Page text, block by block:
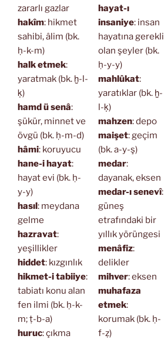
zararlı gazlar
hakîm: hikmet
sahibi, âlim (bk.
ḥ-k-m)
halk etmek:
yaratmak (bk. ḫ-l-
ḳ)
hamd ü senâ:
şükür, minnet ve
övgü (bk. ḥ-m-d)
hâmi: koruyucu
hane-i hayat:
hayat evi (bk. ḥ-
y-y)
hasıl: meydana
gelme
hazravat:
yeşillikler
hiddet: kızgınlık
hikmet-i tabiiye:
tabiatı konu alan
fen ilmi (bk. ḥ-k-
m; ṭ-b-a)
huruc: çıkma
hayat-ı
insaniye: insan
hayatına gerekli
olan şeyler (bk.
ḥ-y-y)
mahlûkat:
yaratıklar (bk. ḫ-
l-ḳ)
mahzen: depo
maişet: geçim
(bk. a-y-ş)
medar:
dayanak, eksen
medar-ı senevî:
güneş
etrafındaki bir
yıllık yörüngesi
menâfiz:
delikler
mihver: eksen
muhafaza
etmek:
korumak (bk. ḥ-
f-ẓ)